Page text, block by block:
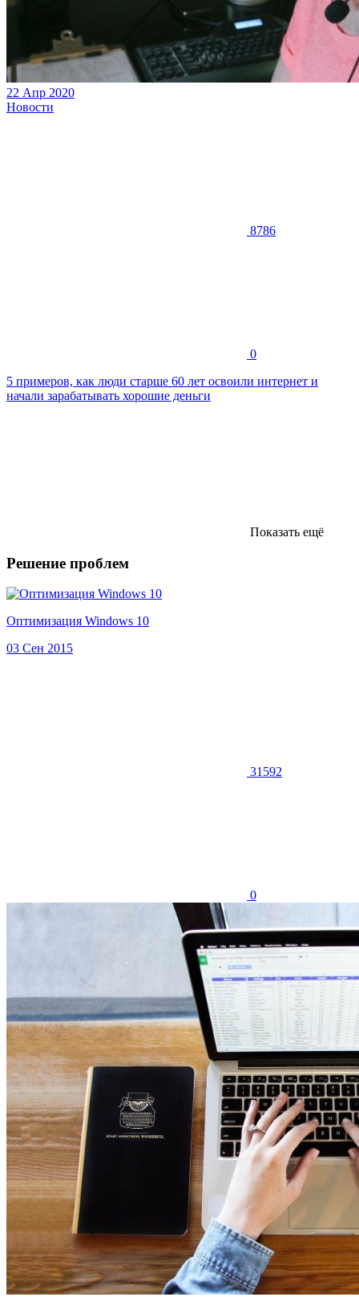
22 Апр 2020
Новости
8786
0
5 примеров, как люди старше 60 лет освоили интернет и
начали зарабатывать хорошие деньги
Показать ещё
Решение проблем
Оптимизация Windows 10
03 Сен 2015
31592
0